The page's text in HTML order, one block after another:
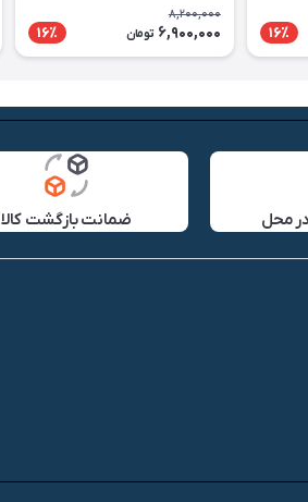
16٪
8,200,000
6,900,000 تومان 16٪
محل ضمانت بازگشت کالا